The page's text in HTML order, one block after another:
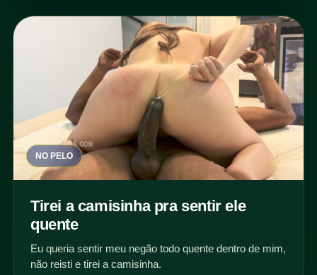
NO PELO
Tirei a camisinha pra sentir ele
quente
Eu queria sentir meu negão todo quente dentro de mim,
não reisti e tirei a camisinha.